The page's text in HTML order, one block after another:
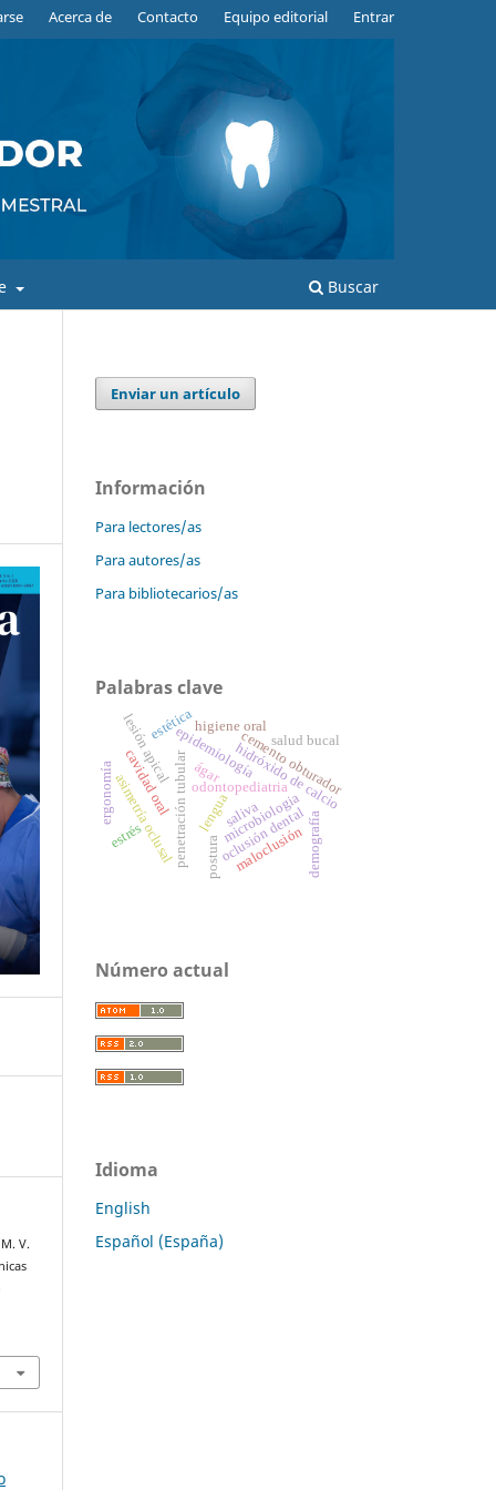
Buscar
Acerca de Contacto Equipo editorial Entrar
V.
Enviar un artículo
Información
Para lectores/as
Para autores/as
Para bibliotecarios/as
Palabras clave
microbiologia
saliva
ágar
odontopediatria
hidróxido de calcio
cemento obturador
penetración tubular oclusión dental
asimetría oclusal
epidemiología
maloclusión
cavidad oral lengua
estrés
higiene oral
salud bucal
demografía
estética
ergonomía
postura
lesión apical
Número actual
Idioma
English
Español (España)